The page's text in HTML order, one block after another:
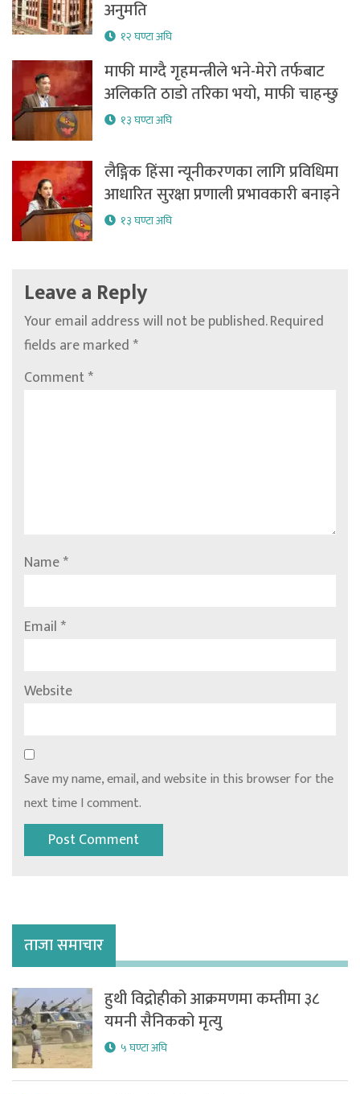
अनुमति
१२ घण्टा अघि
माफी माग्दै गृहमन्त्रीले भने-मेरो तर्फबाट
अलिकति ठाडो तरिका भयो, माफी चाहन्छु
१३ घण्टा अघि
लैङ्गिक हिंसा न्यूनीकरणका लागि प्रविधिमा
आधारित सुरक्षा प्रणाली प्रभावकारी बनाइने
१३ घण्टा अघि
Leave a Reply
Your email address will not be published.Required
fields are marked*
Comment*
Name*
Email*
Website
Save my name, email, and website in this browser for the
next time I comment.
ताजा समाचार
हुथी विद्रोहीको आक्रमणमा कम्तीमा ३८
यमनी सैनिकको मृत्यु
५ घण्टा अघि